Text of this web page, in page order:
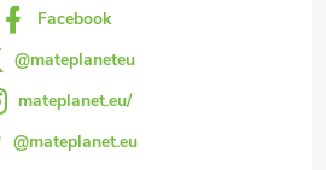
Facebook
@mateplaneteu
mateplanet.eu/
@mateplanet.eu